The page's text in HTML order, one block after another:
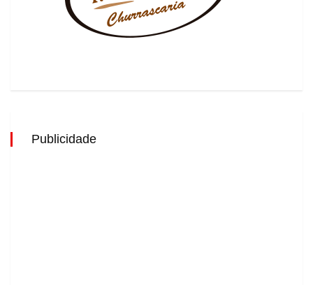
Publicidade